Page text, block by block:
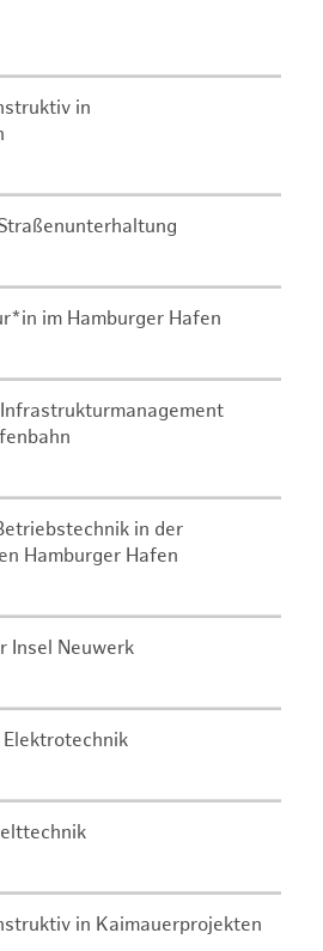
in
im Hamburger Hafen
in der
Hamburger Hafen
Insel Neuwerk
in Kaimauerprojekten